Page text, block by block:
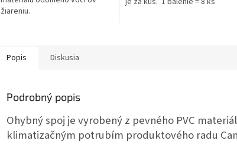
žiareniu.
Popis Diskusia
Podrobný popis
Ohybný spoj je vyrobený z pevného PVC
klimatizačným potrubím produktového radu